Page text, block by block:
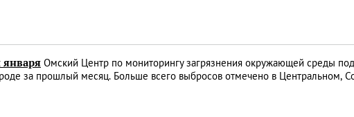
января Омский Центр по мониторингу загрязнения окружающей среды
за прошлый месяц. Больше всего выбросов отмечено в Центральном,